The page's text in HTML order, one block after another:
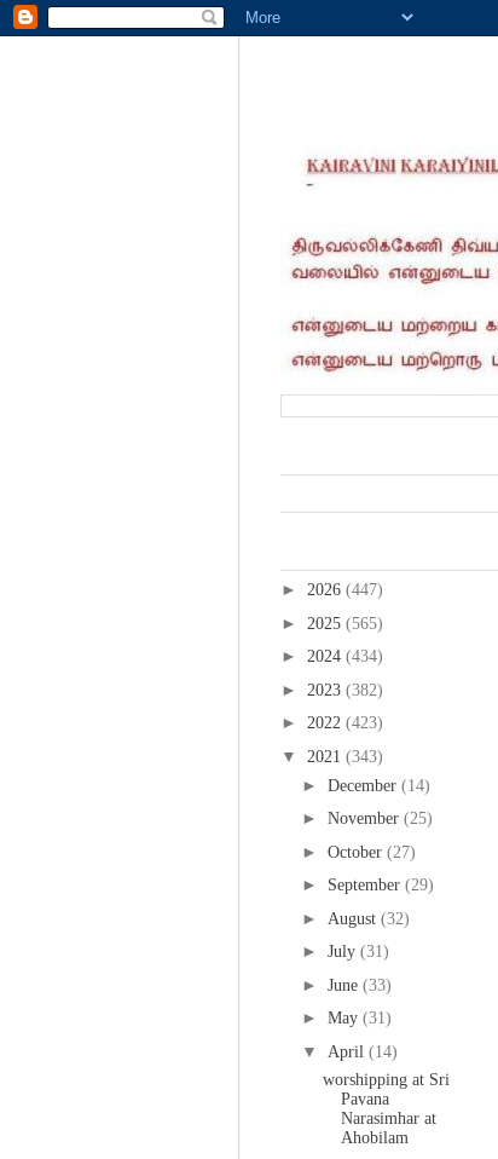
► 2026 (447)
► 2025 (565)
► 2024 (434)
► 2023 (382)
► 2022 (423)
▼ 2021 (343)
► December (14)
► November (25)
► October (27)
► September (29)
► August (32)
► July (31)
► June (33)
► May (31)
▼ April (14)
worshipping at Sri
Pavana
Narasimhar at
Ahobilam